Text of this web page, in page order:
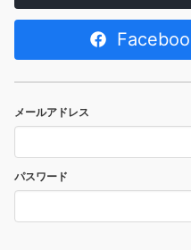
メールアドレス
パスワード